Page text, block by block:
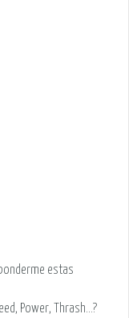
estas
Power, Thrash...?